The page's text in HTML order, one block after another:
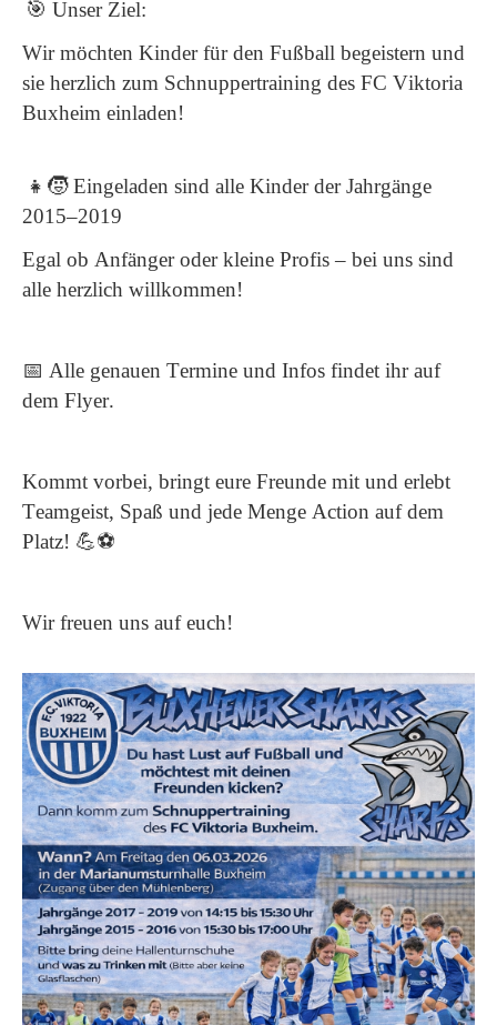
🎯 Unser Ziel:
Wir möchten Kinder für den Fußball begeistern und
sie herzlich zum Schnuppertraining des FC Viktoria
Buxheim einladen!
👧🧒Eingeladen sind alle Kinder der Jahrgänge
2015–2019
Egal ob Anfänger oder kleine Profis – bei uns sind
alle herzlich willkommen!
📅 Alle genauen Termine und Infos findet ihr auf
dem Flyer.
Kommt vorbei, bringt eure Freunde mit und erlebt
Teamgeist, Spaß und jede Menge Action auf dem
Platz! 💪⚽
Wir freuen uns auf euch!